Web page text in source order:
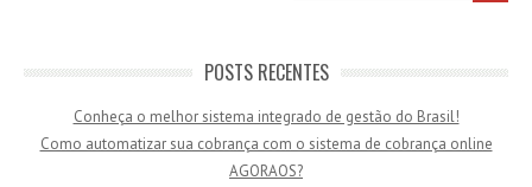
POSTS RECENTES
Conheça o melhor sistema integrado de gestão do Brasil!
Como automatizar sua cobrança com o sistema de cobrança online
AGORAOS?